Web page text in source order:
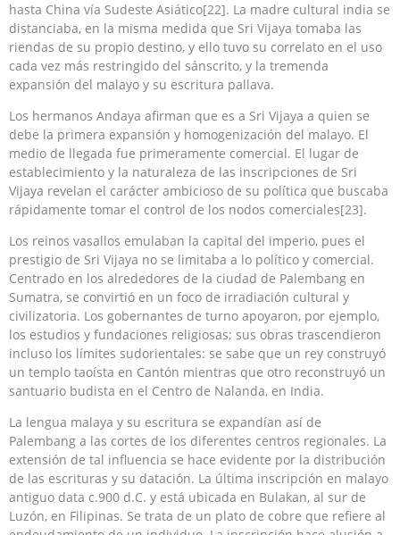
hasta China vía Sudeste Asiático[22]. La madre cultural india se
distanciaba, en la misma medida que Sri Vijaya tomaba las
riendas de su propio destino, y ello tuvo su correlato en el uso
cada vez más restringido del sánscrito, y la tremenda
expansión del malayo y su escritura pallava.
Los hermanos Andaya afirman que es a Sri Vijaya a quien se
debe la primera expansión y homogenización del malayo. El
medio de llegada fue primeramente comercial. El lugar de
establecimiento y la naturaleza de las inscripciones de Sri
Vijaya revelan el carácter ambicioso de su política que buscaba
rápidamente tomar el control de los nodos comerciales[23].
Los reinos vasallos emulaban la capital del imperio, pues el
prestigio de Sri Vijaya no se limitaba a lo político y comercial.
Centrado en los alrededores de la ciudad de Palembang en
Sumatra, se convirtió en un foco de irradiación cultural y
civilizatoria. Los gobernantes de turno apoyaron, por ejemplo,
los estudios y fundaciones religiosas; sus obras trascendieron
incluso los límites sudorientales: se sabe que un rey construyó
un templo taoísta en Cantón mientras que otro reconstruyó un
santuario budista en el Centro de Nalanda, en India.
La lengua malaya y su escritura se expandían así de
Palembang a las cortes de los diferentes centros regionales. La
extensión de tal influencia se hace evidente por la distribución
de las escrituras y su datación. La última inscripción en malayo
antiguo data c.900 d.C. y está ubicada en Bulakan, al sur de
Luzón, en Filipinas. Se trata de un plato de cobre que refiere al